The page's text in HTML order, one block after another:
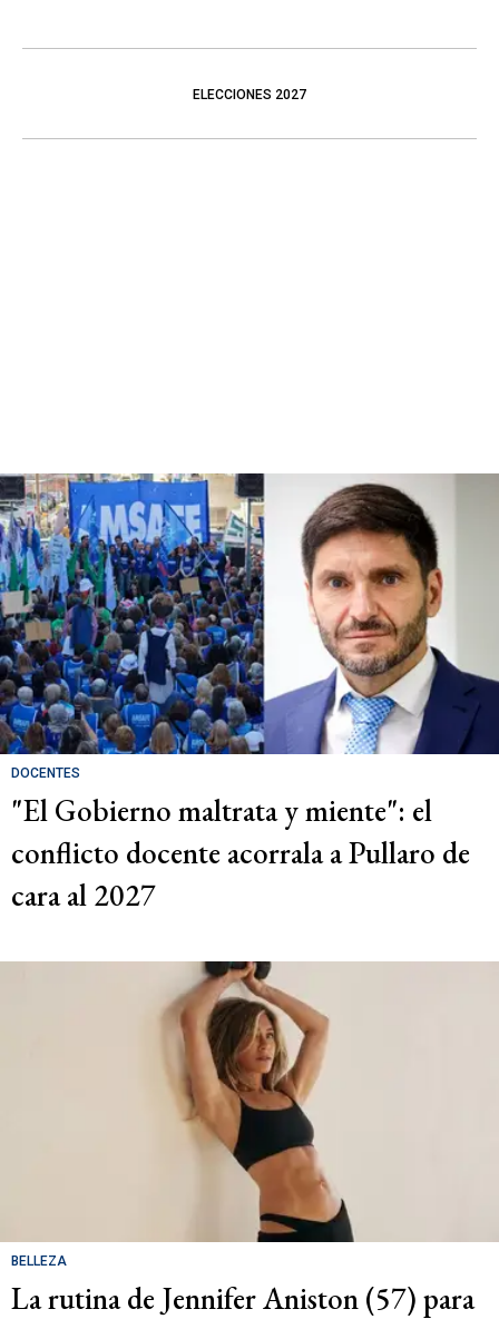
ELECCIONES 2027
DOCENTES
"El Gobierno maltrata y miente": el
conflicto docente acorrala a Pullaro de
cara al 2027
BELLEZA
La rutina de Jennifer Aniston (57) para